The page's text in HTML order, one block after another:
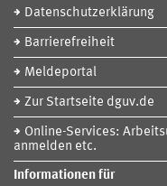
Datenschutzerklärung
Barrierefreiheit
Meldeportal
Zur Startseite dguv.de
Online-Services:
anmelden etc.
Informationen für